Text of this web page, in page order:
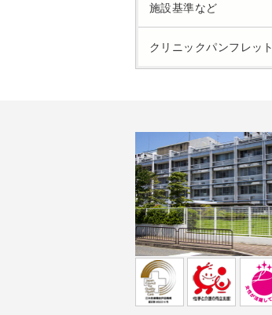
施設基準など
クリニックパンフレット